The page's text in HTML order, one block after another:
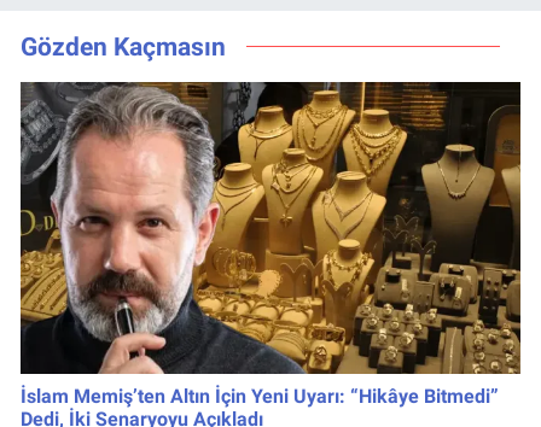
Gözden Kaçmasın
İslam Memiş’ten Altın İçin Yeni Uyarı: “Hikâye Bitmedi”
Dedi, İki Senaryoyu Açıkladı